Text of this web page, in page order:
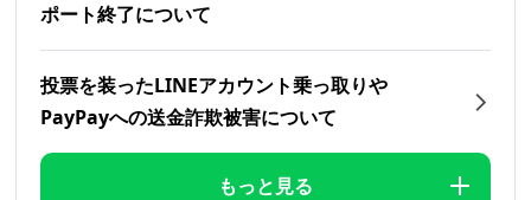
ポート終了について
投票を装ったLINEアカウント乗っ取りや
PayPayへの送金詐欺被害について
もっと見る